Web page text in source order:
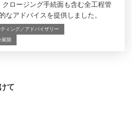
クロージング手続面も含む全工程管
なアドバイスを提供しました。
ィング／アドバイザリー
展開
て